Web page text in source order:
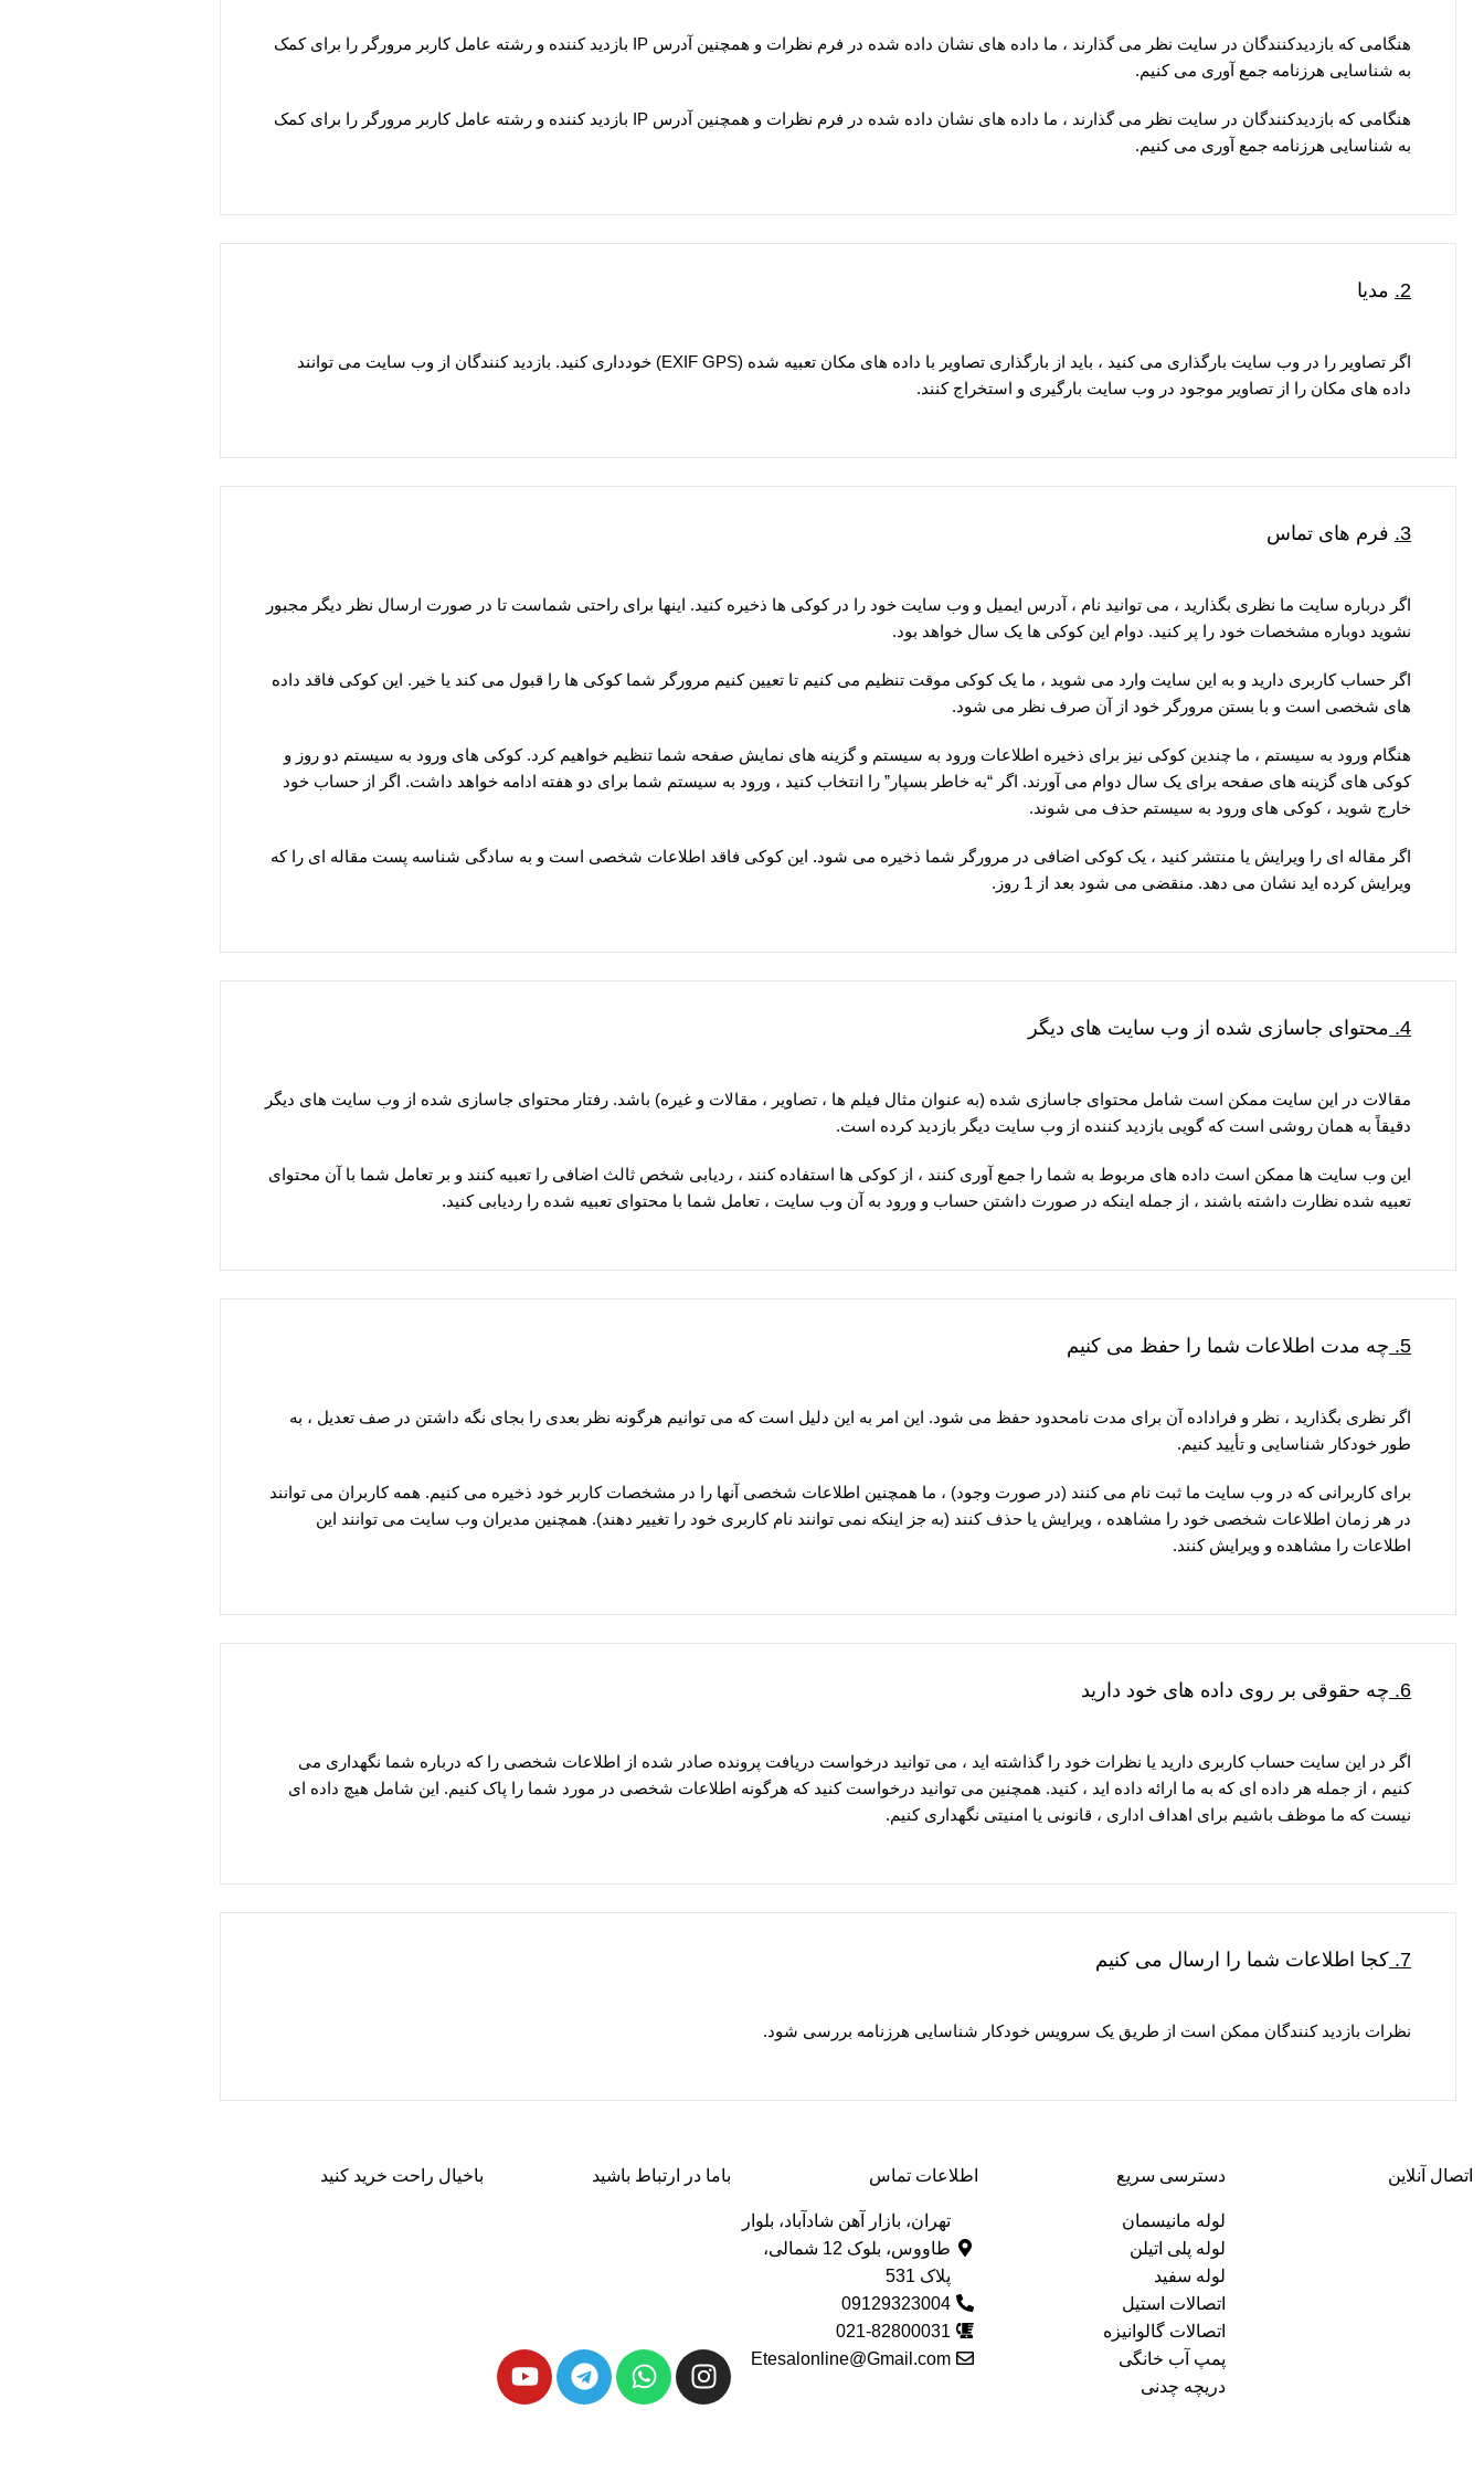
هنگامی که بازدیدکنندگان در سایت نظر می گذارند ، ما داده های نشان داده شده در فرم نظرات و همچنین آدرس IP بازدید کننده و رشته عامل کاربر مرورگر را برای کمک
به شناسایی هرزنامه جمع آوری می کنیم.
هنگامی که بازدیدکنندگان در سایت نظر می گذارند ، ما داده های نشان داده شده در فرم نظرات و همچنین آدرس IP بازدید کننده و رشته عامل کاربر مرورگر را برای کمک
به شناسایی هرزنامه جمع آوری می کنیم.
2. مدیا
اگر تصاویر را در وب سایت بارگذاری می کنید ، باید از بارگذاری تصاویر با داده های مکان تعبیه شده (EXIF GPS) خودداری کنید. بازدید کنندگان از وب سایت می توانند
داده های مکان را از تصاویر موجود در وب سایت بارگیری و استخراج کنند.
3. فرم های تماس
اگر درباره سایت ما نظری بگذارید ، می توانید نام ، آدرس ایمیل و وب سایت خود را در کوکی ها ذخیره کنید. اینها برای راحتی شماست تا در صورت ارسال نظر دیگر مجبور
نشوید دوباره مشخصات خود را پر کنید. دوام این کوکی ها یک سال خواهد بود.
اگر حساب کاربری دارید و به این سایت وارد می شوید ، ما یک کوکی موقت تنظیم می کنیم تا تعیین کنیم مرورگر شما کوکی ها را قبول می کند یا خیر. این کوکی فاقد داده
های شخصی است و با بستن مرورگر خود از آن صرف نظر می شود.
هنگام ورود به سیستم ، ما چندین کوکی نیز برای ذخیره اطلاعات ورود به سیستم و گزینه های نمایش صفحه شما تنظیم خواهیم کرد. کوکی های ورود به سیستم دو روز و
کوکی های گزینه های صفحه برای یک سال دوام می آورند. اگر “به خاطر بسپار” را انتخاب کنید ، ورود به سیستم شما برای دو هفته ادامه خواهد داشت. اگر از حساب خود
خارج شوید ، کوکی های ورود به سیستم حذف می شوند.
اگر مقاله ای را ویرایش یا منتشر کنید ، یک کوکی اضافی در مرورگر شما ذخیره می شود. این کوکی فاقد اطلاعات شخصی است و به سادگی شناسه پست مقاله ای را که
ویرایش کرده اید نشان می دهد. منقضی می شود بعد از 1 روز.
4. محتوای جاسازی شده از وب سایت های دیگر
مقالات در این سایت ممکن است شامل محتوای جاسازی شده (به عنوان مثال فیلم ها ، تصاویر ، مقالات و غیره) باشد. رفتار محتوای جاسازی شده از وب سایت های دیگر
دقیقاً به همان روشی است که گویی بازدید کننده از وب سایت دیگر بازدید کرده است.
این وب سایت ها ممکن است داده های مربوط به شما را جمع آوری کنند ، از کوکی ها استفاده کنند ، ردیابی شخص ثالث اضافی را تعبیه کنند و بر تعامل شما با آن محتوای
تعبیه شده نظارت داشته باشند ، از جمله اینکه در صورت داشتن حساب و ورود به آن وب سایت ، تعامل شما با محتوای تعبیه شده را ردیابی کنید.
5. چه مدت اطلاعات شما را حفظ می کنیم
اگر نظری بگذارید ، نظر و فراداده آن برای مدت نامحدود حفظ می شود. این امر به این دلیل است که می توانیم هرگونه نظر بعدی را بجای نگه داشتن در صف تعدیل ، به
طور خودکار شناسایی و تأیید کنیم.
برای کاربرانی که در وب سایت ما ثبت نام می کنند (در صورت وجود) ، ما همچنین اطلاعات شخصی آنها را در مشخصات کاربر خود ذخیره می کنیم. همه کاربران می توانند
در هر زمان اطلاعات شخصی خود را مشاهده ، ویرایش یا حذف کنند (به جز اینکه نمی توانند نام کاربری خود را تغییر دهند). همچنین مدیران وب سایت می توانند این
اطلاعات را مشاهده و ویرایش کنند.
6. چه حقوقی بر روی داده های خود دارید
اگر در این سایت حساب کاربری دارید یا نظرات خود را گذاشته اید ، می توانید درخواست دریافت پرونده صادر شده از اطلاعات شخصی را که درباره شما نگهداری می
کنیم ، از جمله هر داده ای که به ما ارائه داده اید ، کنید. همچنین می توانید درخواست کنید که هرگونه اطلاعات شخصی در مورد شما را پاک کنیم. این شامل هیچ داده ای
نیست که ما موظف باشیم برای اهداف اداری ، قانونی یا امنیتی نگهداری کنیم.
7. کجا اطلاعات شما را ارسال می کنیم
نظرات بازدید کنندگان ممکن است از طریق یک سرویس خودکار شناسایی هرزنامه بررسی شود.
اتصال آنلاین دسترسی سریع
لوله مانیسمان
لوله پلی اتیلن
لوله سفید
اتصالات استیل
اتصالات گالوانیزه
پمپ آب خانگی
دریچه چدنی
اطلاعات تماس
تهران، بازار آهن شادآباد، بلوار
طاووس، بلوک 12 شمالی،
پلاک 531
09129323004
021-82800031
Etesalonline@Gmail.com
باما در ارتباط باشید باخیال راحت خرید کنید